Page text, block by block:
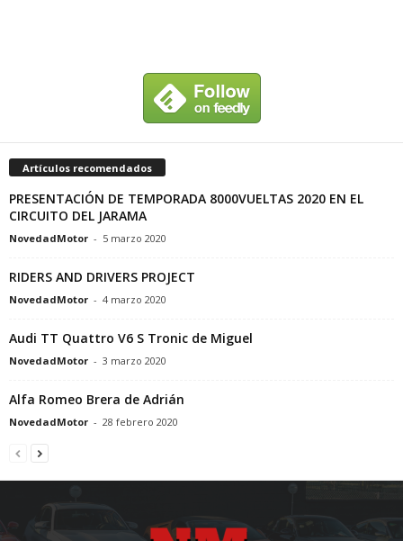
Artículos recomendados
PRESENTACIÓN DE TEMPORADA 8000VUELTAS 2020 EN EL
CIRCUITO DEL JARAMA
NovedadMotor - 5 marzo 2020
RIDERS AND DRIVERS PROJECT
NovedadMotor - 4 marzo 2020
Audi TT Quattro V6 S Tronic de Miguel
NovedadMotor - 3 marzo 2020
Alfa Romeo Brera de Adrián
NovedadMotor - 28 febrero 2020